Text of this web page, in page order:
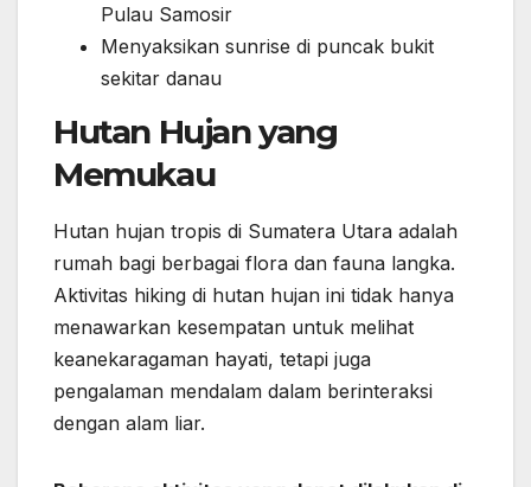
Pulau Samosir
Menyaksikan sunrise di puncak bukit
sekitar danau
Hutan Hujan yang
Memukau
Hutan hujan tropis di Sumatera Utara adalah
rumah bagi berbagai flora dan fauna langka.
Aktivitas hiking di hutan hujan ini tidak hanya
menawarkan kesempatan untuk melihat
keanekaragaman hayati, tetapi juga
pengalaman mendalam dalam berinteraksi
dengan alam liar.